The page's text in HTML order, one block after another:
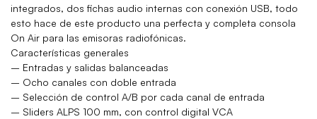
integrados, dos fichas audio internas con conexión USB, todo
esto hace de este producto una perfecta y completa consola
On Air para las emisoras radiofónicas.
Características generales
– Entradas y salidas balanceadas
– Ocho canales con doble entrada
– Selección de control A/B por cada canal de entrada
– Sliders ALPS 100 mm, con control digital VCA